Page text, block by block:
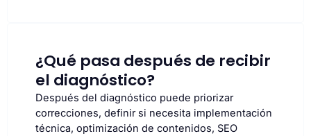
¿Qué pasa después de recibir
el diagnóstico?
Después del diagnóstico puede priorizar
correcciones, definir si necesita implementación
técnica, optimización de contenidos, SEO